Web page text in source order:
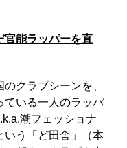
官能ラッパーを直
クラブシーンを、
ている一人のラッパ
潮フェッショナ
いう「ど田舎」（本